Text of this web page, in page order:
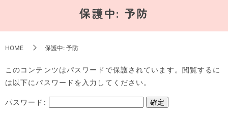
保護中: 予防
HOME 保護中: 予防
このコンテンツはパスワードで保護されています。閲覧するに
は以下にパスワードを入力してください。
パスワード: